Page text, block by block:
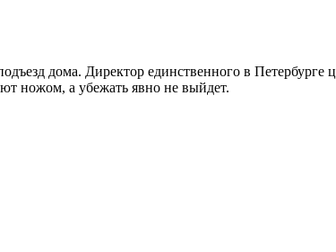
дома. Директор единственного в Петербурге
ножом, а убежать явно не выйдет.